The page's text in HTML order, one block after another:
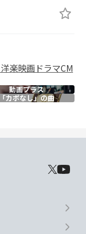
洋楽映画ドラマCM
動画プラス
「カポなし」の曲